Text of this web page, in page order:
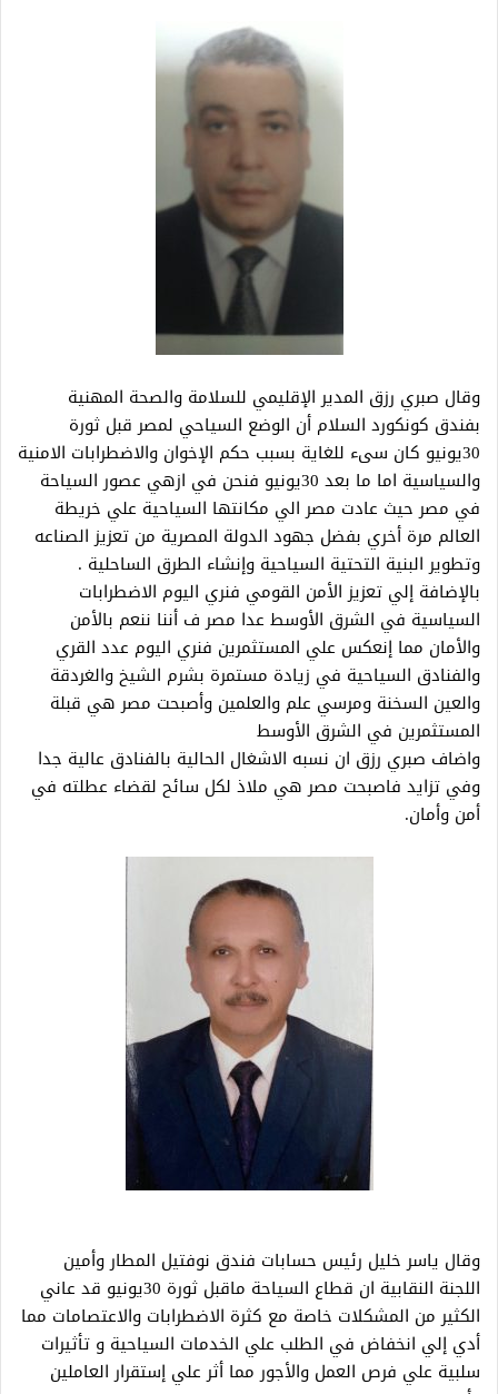
وقال صبري رزق المدير الإقليمي للسلامة والصحة المهنية
بفندق كونكورد السلام أن الوضع السياحي لمصر قبل ثورة
30يونيو كان سىء للغاية بسبب حكم الإخوان والاضطرابات الامنية
والسياسية اما ما بعد 30يونيو فنحن في ازهي عصور السياحة
في مصر حيث عادت مصر الي مكانتها السياحية علي خريطة
العالم مرة أخري بفضل جهود الدولة المصرية من تعزيز الصناعه
وتطوير البنية التحتية السياحية وإنشاء الطرق الساحلية .
بالإضافة إلي تعزيز الأمن القومي فنري اليوم الاضطرابات
السياسية في الشرق الأوسط عدا مصر ف أننا ننعم بالأمن
والأمان مما إنعكس علي المستثمرين فنري اليوم عدد القري
والفنادق السياحية في زيادة مستمرة بشرم الشيخ والغردقة
والعين السخنة ومرسي علم والعلمين وأصبحت مصر هي قبلة
المستثمرين في الشرق الأوسط
واضاف صبري رزق ان نسبه الاشغال الحالية بالفنادق عالية جدا
وفي تزايد فاصبحت مصر هي ملاذ لكل سائح لقضاء عطلته في
أمن وأمان.
وقال ياسر خليل رئيس حسابات فندق نوفتيل المطار وأمين
اللجنة النقابية ان قطاع السياحة ماقبل ثورة 30يونيو قد عاني
الكثير من المشكلات خاصة مع كثرة الاضطرابات والاعتصامات مما
أدي إلي انخفاض في الطلب علي الخدمات السياحية و تأثيرات
سلبية علي فرص العمل والأجور مما أثر علي إستقرار العاملين